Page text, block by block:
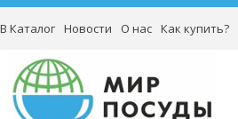
В Каталог Новости О нас Как купить?